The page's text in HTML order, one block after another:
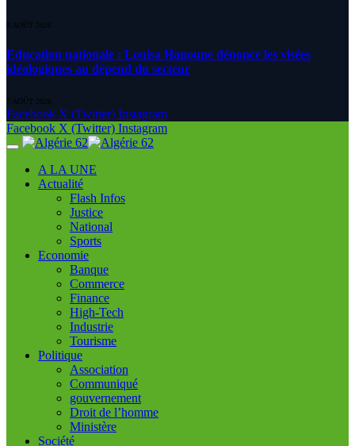
8 AOÛT 2026
Education nationale : Louisa Hanoune dénonce les visées
idéologiques au dépend du secteur
7 AOÛT 2026
Facebook X (Twitter) Instagram
Facebook X (Twitter) Instagram
A LA UNE
Actualité
Flash Infos
Justice
National
Sports
Economie
Banque
Commerce
Finance
High-Tech
Industrie
Tourisme
Politique
Association
Communiqué
gouvernement
Droit de l’homme
Ministère
Société